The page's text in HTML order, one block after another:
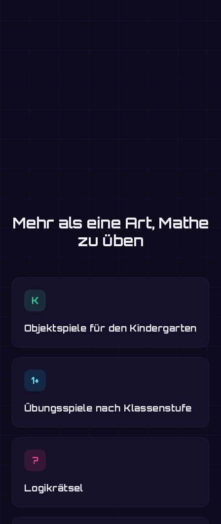
Mehr als eine Art, Mathe
zu üben
K
Objektspiele für den Kindergarten
1+
Übungsspiele nach Klassenstufe
?
Logikrätsel